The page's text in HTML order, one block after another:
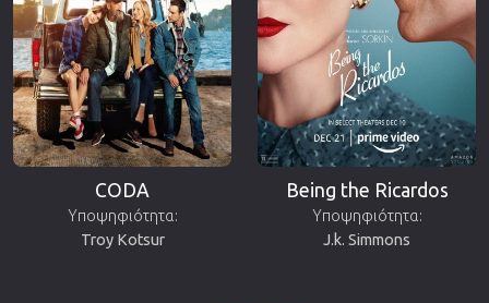
CODA
Υποψηφιότητα:
Troy Kotsur
Being the Ricardos
Υποψηφιότητα:
J.k. Simmons